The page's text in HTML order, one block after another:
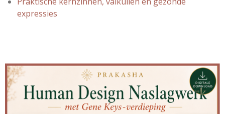
expressies